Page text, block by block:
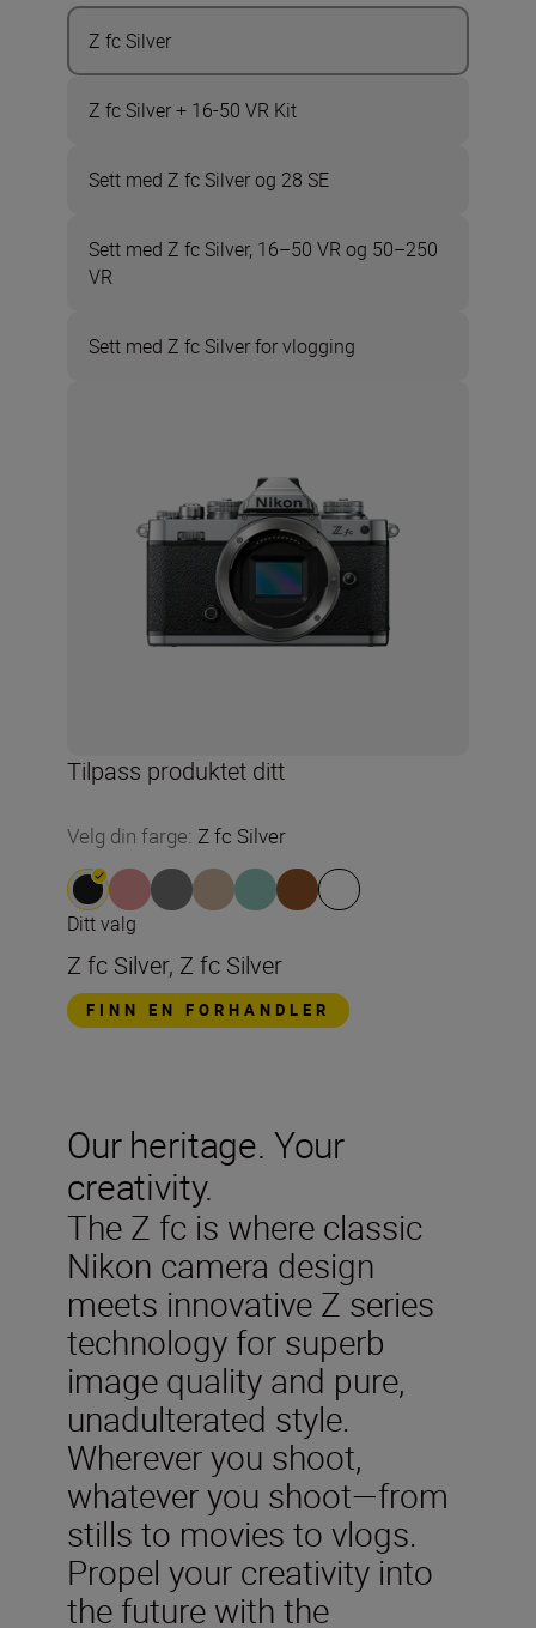
Z fc Silver
Z fc Silver + 16-50 VR Kit
Sett med Z fc Silver og 28 SE
Sett med Z fc Silver, 16–50 VR og 50–250
VR
Sett med Z fc Silver for vlogging
Tilpass produktet ditt
Velg din farge: Z fc Silver
Ditt valg
Z fc Silver, Z fc Silver
FINN EN FORHANDLER
Our heritage. Your
creativity.
The Z fc is where classic
Nikon camera design
meets innovative Z series
technology for superb
image quality and pure,
unadulterated style.
Wherever you shoot,
whatever you shoot—from
stills to movies to vlogs.
Propel your creativity into
the future with the